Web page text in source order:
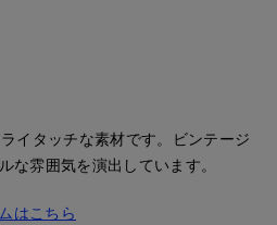
イタッチな素材です。ビンテージ
な雰囲気を演出しています。
はこちら